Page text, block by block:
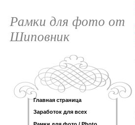
Рамки для фото от
Шиповник
Главная страница
Заработок для всех